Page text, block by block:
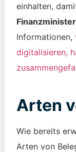
einhalten,
Informationen,
digitalisieren,
Arten
Wie bereits
Arten von